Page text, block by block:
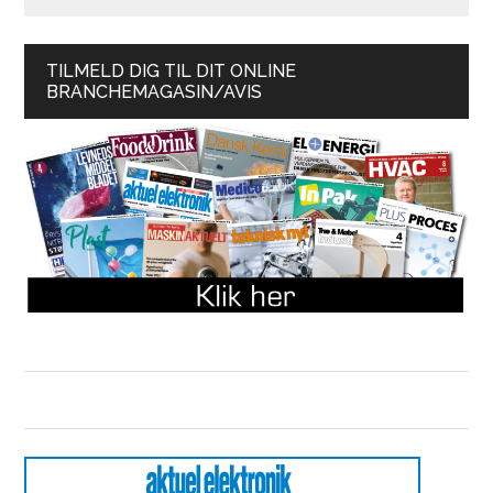
TILMELD DIG TIL DIT ONLINE
BRANCHEMAGASIN/AVIS